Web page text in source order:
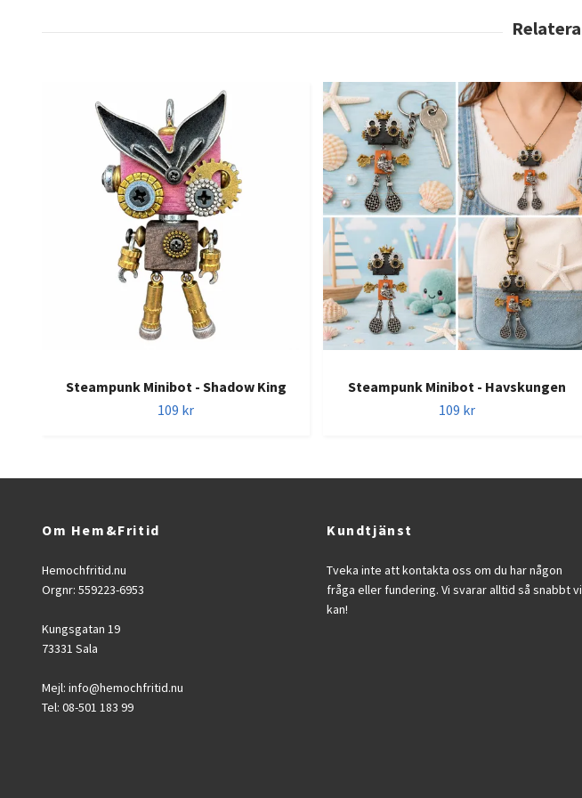
Steampunk Minibot - Shadow King
109 kr
Steampunk Minibot - Havskungen
109 kr
Om Hem&Fritid
Hemochfritid.nu
Orgnr: 559223-6953
Kungsgatan 19
73331 Sala
Mejl: info@hemochfritid.nu
Tel: 08-501 183 99
Kundtjänst
Tveka inte att kontakta oss om du har någon
fråga eller fundering. Vi svarar alltid så snabbt vi
kan!